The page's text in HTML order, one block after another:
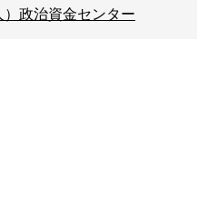
政治資金センター